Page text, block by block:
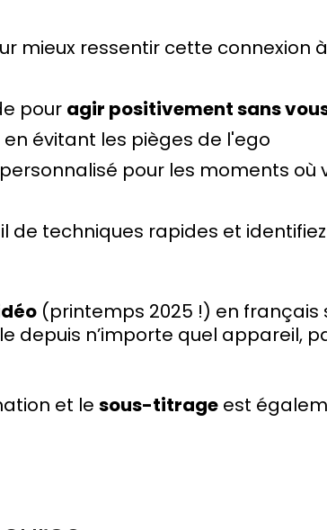
mieux ressentir cette connexion
pour agir positivement sans
évitant les pièges de l'ego
personnalisé pour les moments où
de techniques rapides et identifiez
(printemps 2025 !) en français
depuis n’importe quel appareil,
et le sous-titrage est